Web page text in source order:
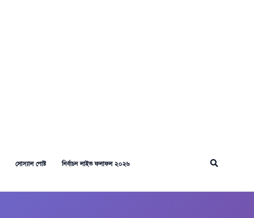
সোস্যাল পোষ্ট নির্বাচন লাইভ ফলাফল ২০২৬ Search